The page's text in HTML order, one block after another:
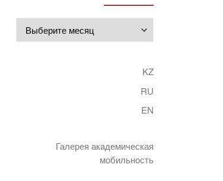
KZ
RU
EN
Галерея академическая
мобильность